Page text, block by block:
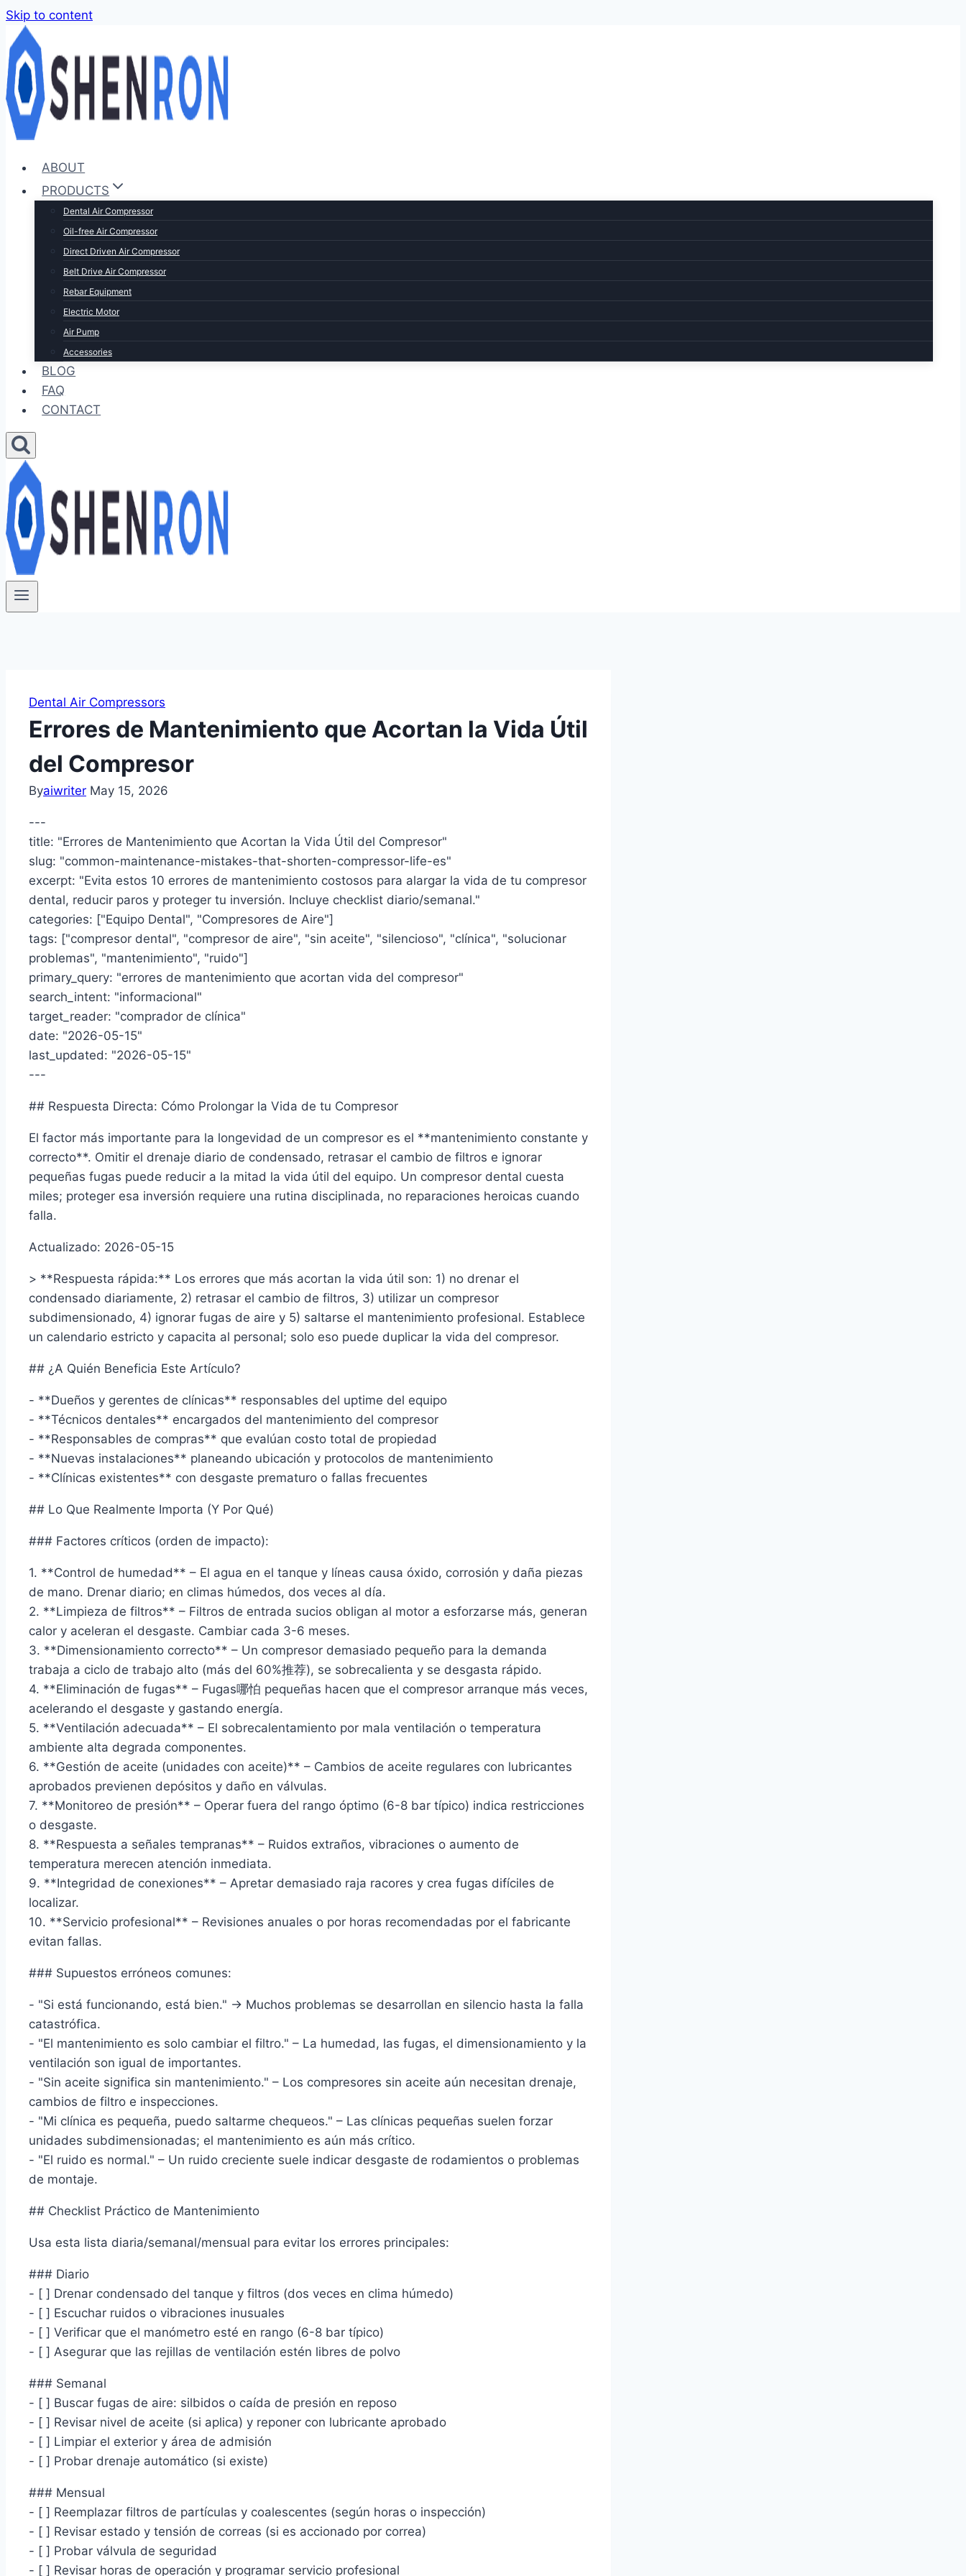
Skip to content
ABOUT
PRODUCTS
Dental Air Compressor
Oil-free Air Compressor
Direct Driven Air Compressor
Belt Drive Air Compressor
Rebar Equipment
Electric Motor
Air Pump
Accessories
BLOG
FAQ
CONTACT
Dental Air Compressors
Errores de Mantenimiento que Acortan la Vida Útil
del Compresor
Byaiwriter May 15, 2026
---
title: "Errores de Mantenimiento que Acortan la Vida Útil del Compresor"
slug: "common-maintenance-mistakes-that-shorten-compressor-life-es"
excerpt: "Evita estos 10 errores de mantenimiento costosos para alargar la vida de tu compresor
dental, reducir paros y proteger tu inversión. Incluye checklist diario/semanal."
categories: ["Equipo Dental", "Compresores de Aire"]
tags: ["compresor dental", "compresor de aire", "sin aceite", "silencioso", "clínica", "solucionar
problemas", "mantenimiento", "ruido"]
primary_query: "errores de mantenimiento que acortan vida del compresor"
search_intent: "informacional"
target_reader: "comprador de clínica"
date: "2026-05-15"
last_updated: "2026-05-15"
---
## Respuesta Directa: Cómo Prolongar la Vida de tu Compresor
El factor más importante para la longevidad de un compresor es el **mantenimiento constante y
correcto**. Omitir el drenaje diario de condensado, retrasar el cambio de filtros e ignorar
pequeñas fugas puede reducir a la mitad la vida útil del equipo. Un compresor dental cuesta
miles; proteger esa inversión requiere una rutina disciplinada, no reparaciones heroicas cuando
falla.
Actualizado: 2026-05-15
> **Respuesta rápida:** Los errores que más acortan la vida útil son: 1) no drenar el
condensado diariamente, 2) retrasar el cambio de filtros, 3) utilizar un compresor
subdimensionado, 4) ignorar fugas de aire y 5) saltarse el mantenimiento profesional. Establece
un calendario estricto y capacita al personal; solo eso puede duplicar la vida del compresor.
## ¿A Quién Beneficia Este Artículo?
- **Dueños y gerentes de clínicas** responsables del uptime del equipo
- **Técnicos dentales** encargados del mantenimiento del compresor
- **Responsables de compras** que evalúan costo total de propiedad
- **Nuevas instalaciones** planeando ubicación y protocolos de mantenimiento
- **Clínicas existentes** con desgaste prematuro o fallas frecuentes
## Lo Que Realmente Importa (Y Por Qué)
### Factores críticos (orden de impacto):
1. **Control de humedad** – El agua en el tanque y líneas causa óxido, corrosión y daña piezas
de mano. Drenar diario; en climas húmedos, dos veces al día.
2. **Limpieza de filtros** – Filtros de entrada sucios obligan al motor a esforzarse más, generan
calor y aceleran el desgaste. Cambiar cada 3-6 meses.
3. **Dimensionamiento correcto** – Un compresor demasiado pequeño para la demanda
trabaja a ciclo de trabajo alto (más del 60%推荐), se sobrecalienta y se desgasta rápido.
4. **Eliminación de fugas** – Fugas哪怕 pequeñas hacen que el compresor arranque más veces,
acelerando el desgaste y gastando energía.
5. **Ventilación adecuada** – El sobrecalentamiento por mala ventilación o temperatura
ambiente alta degrada componentes.
6. **Gestión de aceite (unidades con aceite)** – Cambios de aceite regulares con lubricantes
aprobados previenen depósitos y daño en válvulas.
7. **Monitoreo de presión** – Operar fuera del rango óptimo (6-8 bar típico) indica restricciones
o desgaste.
8. **Respuesta a señales tempranas** – Ruidos extraños, vibraciones o aumento de
temperatura merecen atención inmediata.
9. **Integridad de conexiones** – Apretar demasiado raja racores y crea fugas difíciles de
localizar.
10. **Servicio profesional** – Revisiones anuales o por horas recomendadas por el fabricante
evitan fallas.
### Supuestos erróneos comunes:
- "Si está funcionando, está bien." → Muchos problemas se desarrollan en silencio hasta la falla
catastrófica.
- "El mantenimiento es solo cambiar el filtro." – La humedad, las fugas, el dimensionamiento y la
ventilación son igual de importantes.
- "Sin aceite significa sin mantenimiento." – Los compresores sin aceite aún necesitan drenaje,
cambios de filtro e inspecciones.
- "Mi clínica es pequeña, puedo saltarme chequeos." – Las clínicas pequeñas suelen forzar
unidades subdimensionadas; el mantenimiento es aún más crítico.
- "El ruido es normal." – Un ruido creciente suele indicar desgaste de rodamientos o problemas
de montaje.
## Checklist Práctico de Mantenimiento
Usa esta lista diaria/semanal/mensual para evitar los errores principales:
### Diario
- [ ] Drenar condensado del tanque y filtros (dos veces en clima húmedo)
- [ ] Escuchar ruidos o vibraciones inusuales
- [ ] Verificar que el manómetro esté en rango (6-8 bar típico)
- [ ] Asegurar que las rejillas de ventilación estén libres de polvo
### Semanal
- [ ] Buscar fugas de aire: silbidos o caída de presión en reposo
- [ ] Revisar nivel de aceite (si aplica) y reponer con lubricante aprobado
- [ ] Limpiar el exterior y área de admisión
- [ ] Probar drenaje automático (si existe)
### Mensual
- [ ] Reemplazar filtros de partículas y coalescentes (según horas o inspección)
- [ ] Revisar estado y tensión de correas (si es accionado por correa)
- [ ] Probar válvula de seguridad
- [ ] Revisar horas de operación y programar servicio profesional